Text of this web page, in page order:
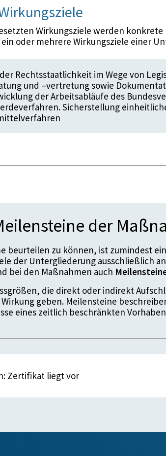
Wirkungsziele werden
oder mehrere Wirkungsziele einer
Rechtsstaatlichkeit im Wege von
und –vertretung sowie
der Arbeitsabläufe des
Sicherstellung
der
beurteilen zu können, ist zumindest
der Untergliederung ausschließlich
bei den Maßnahmen auch
die direkt oder indirekt
geben. Meilensteine
eines zeitlich beschränkten
Zertifikat liegt vor